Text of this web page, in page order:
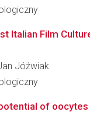
Italian Film
Jóźwiak
of